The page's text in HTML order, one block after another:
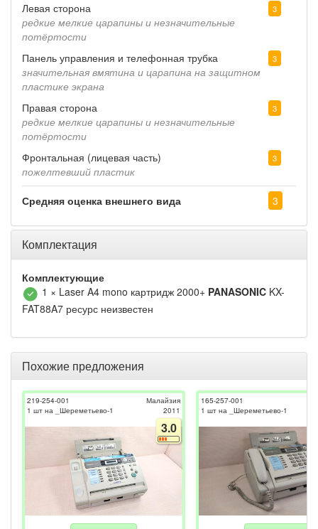
Левая сторона
3
редкие мелкие царапины и незначительные
потёртости
Панель управления и телефонная трубка
3
значительная вмятина и царапина на защитном
пластике экрана
Правая сторона
3
редкие мелкие царапины и незначительные
потёртости
Фронтальная (лицевая часть)
3
пожелтевший пластик
Средняя оценка внешнего вида 3
Комплектация
Комплектующие
1 × Laser A4 mono картридж 2000+ PANASONICKX-
FAT88A7 ресурс неизвестен
Похожие предложения
219-254-001
1 шт на _Шереметьево-1
Малайзия
2011
3.0
165-257-001
1 шт на _Шереметьево-1